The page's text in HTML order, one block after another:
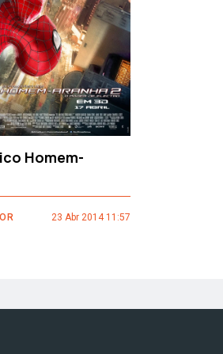
Homem-
23 Abr 2014 11:57